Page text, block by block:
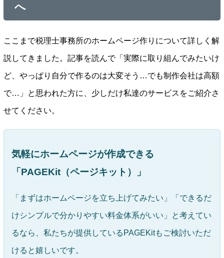
へ
ここまで税理士事務所のホームページ作りについて詳しく解
説してきました。記事を読んで「実際に取り組んでみたいけ
ど、やっぱり自分で作るのは大変そう…でも制作会社は高額
で…」と思われた方に、少しだけ私達のサービスをご紹介さ
せてください。
気軽にホームページが作成できる
「PAGEKit（ページキット）」
「まずはホームページを立ち上げてみたい」「できるだ
けシンプルで分かりやすい料金体系がいい」と考えてい
るなら、私たちが提供しているPAGEKitもご検討いただ
けると嬉しいです。